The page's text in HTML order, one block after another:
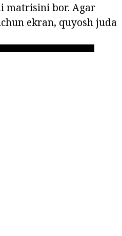
matrisini bor. Agar
ekran, quyosh juda